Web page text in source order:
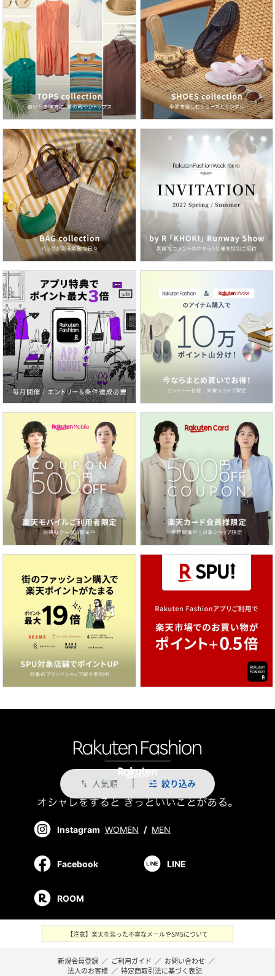
swap_vert 人気順 絞り込み
Instagram WOMEN / MEN
Facebook LINE
ROOM
【注意】楽天を装った不審なメールやSMSについて
新規会員登録 ／ ご利用ガイド ／ お問い合わせ ／
法人のお客様 ／ 特定商取引法に基づく表記